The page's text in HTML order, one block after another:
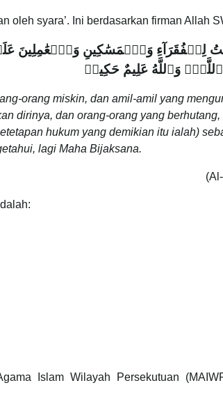
oleh syara’. Ini berdasarkan firman Allah
لِلۡفُقَرَآءِ وَٱلۡمَسَٰكِينِ وَٱلۡعَٰمِلِينَ
وَٱللَّهُ عَلِيمٌ حَكِيمٞ
orang miskin, dan amil-amil yang
dirinya, dan orang-orang yang berhutang,
hukum yang demikian itu ialah)
lagi Maha Bijaksana.
Islam Wilayah Persekutuan